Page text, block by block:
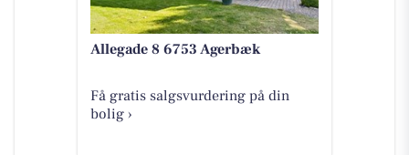
Allegade 8 6753 Agerbæk
Få gratis salgsvurdering på din
bolig ›